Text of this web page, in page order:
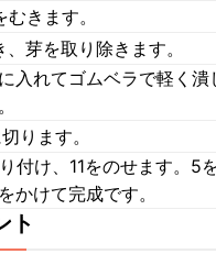
きます。
芽を取り除きます。
入れてゴムベラで軽く
ります。
付け、11をのせます。5
かけて完成です。
ト